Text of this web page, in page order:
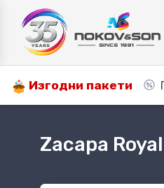
Изгодни пакети
Zacapa